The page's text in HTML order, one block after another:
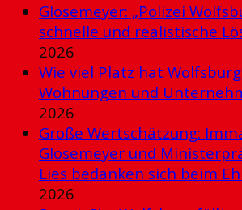
Glosemeyer: „Polizei
schnelle und realistische
2026
Wie viel Platz hat
Wohnungen und
2026
Große Wertschätzung:
Glosemeyer und
Lies bedanken sich beim
2026